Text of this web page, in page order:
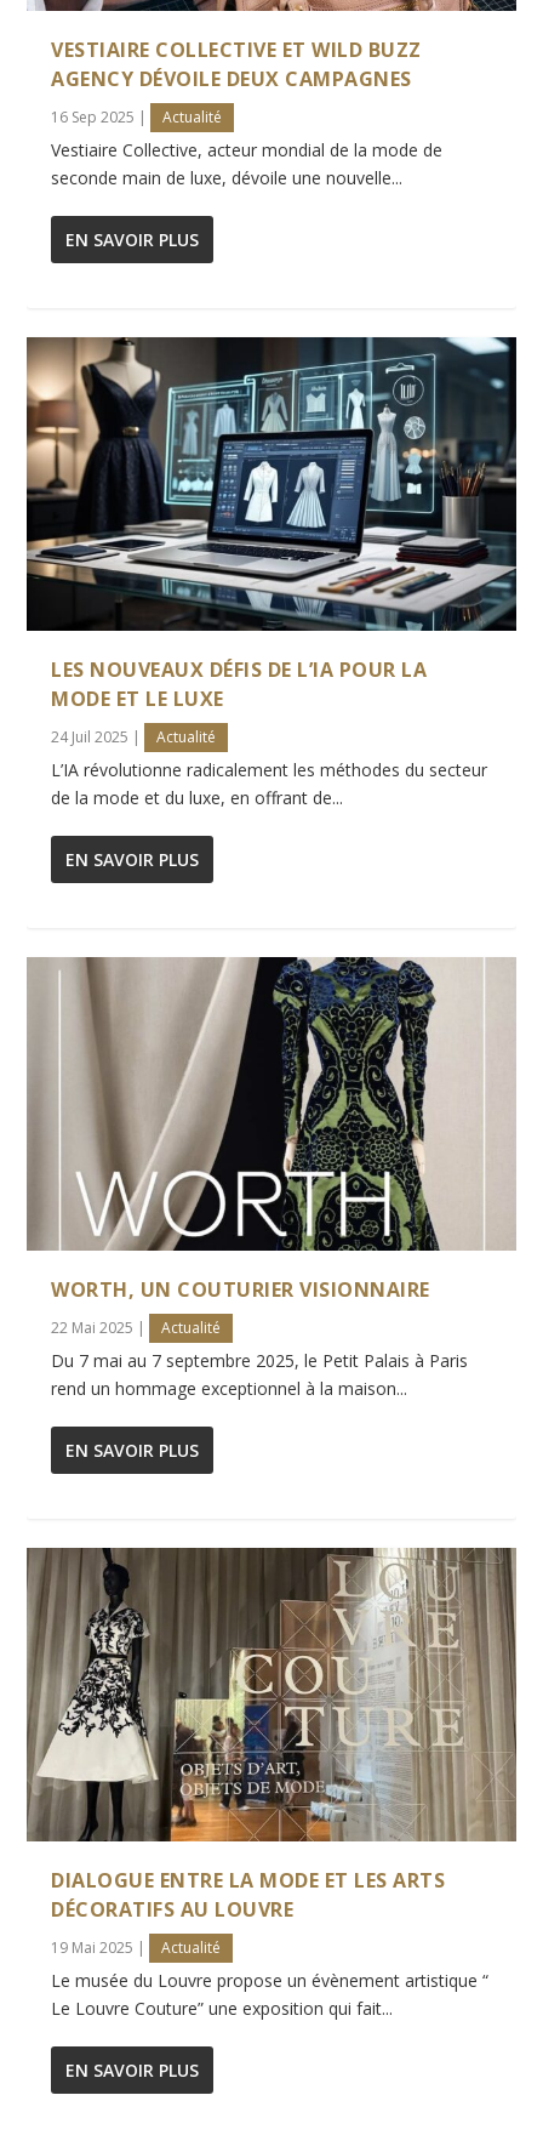
RENCONTRE AVEC INGIE CHALOUB,
DIRECTRICE ARTISTIQU...
VESTIAIRE COLLECTIVE ET WILD BUZZ
AGENCY DÉVOILE DEUX CAMPAGNES
16 Sep 2025 Actualité
Vestiaire Collective, acteur mondial de la mode de
seconde main de luxe, dévoile une nouvelle...
EN SAVOIR PLUS
LES NOUVEAUX DÉFIS DE L’IA POUR LA
MODE ET LE LUXE
24 Juil 2025 | Actualité
L’IA révolutionne radicalement les méthodes du secteur
de la mode et du luxe, en offrant de...
EN SAVOIR PLUS
WORTH, UN COUTURIER VISIONNAIRE
22 Mai 2025 | Actualité
Du 7 mai au 7 septembre 2025, le Petit Palais à Paris
rend un hommage exceptionnel à la maison...
EN SAVOIR PLUS
DIALOGUE ENTRE LA MODE ET LES ARTS
DÉCORATIFS AU LOUVRE
19 Mai 2025 | Actualité
Le musée du Louvre propose un évènement artistique “
Le Louvre Couture” une exposition qui fait...
EN SAVOIR PLUS